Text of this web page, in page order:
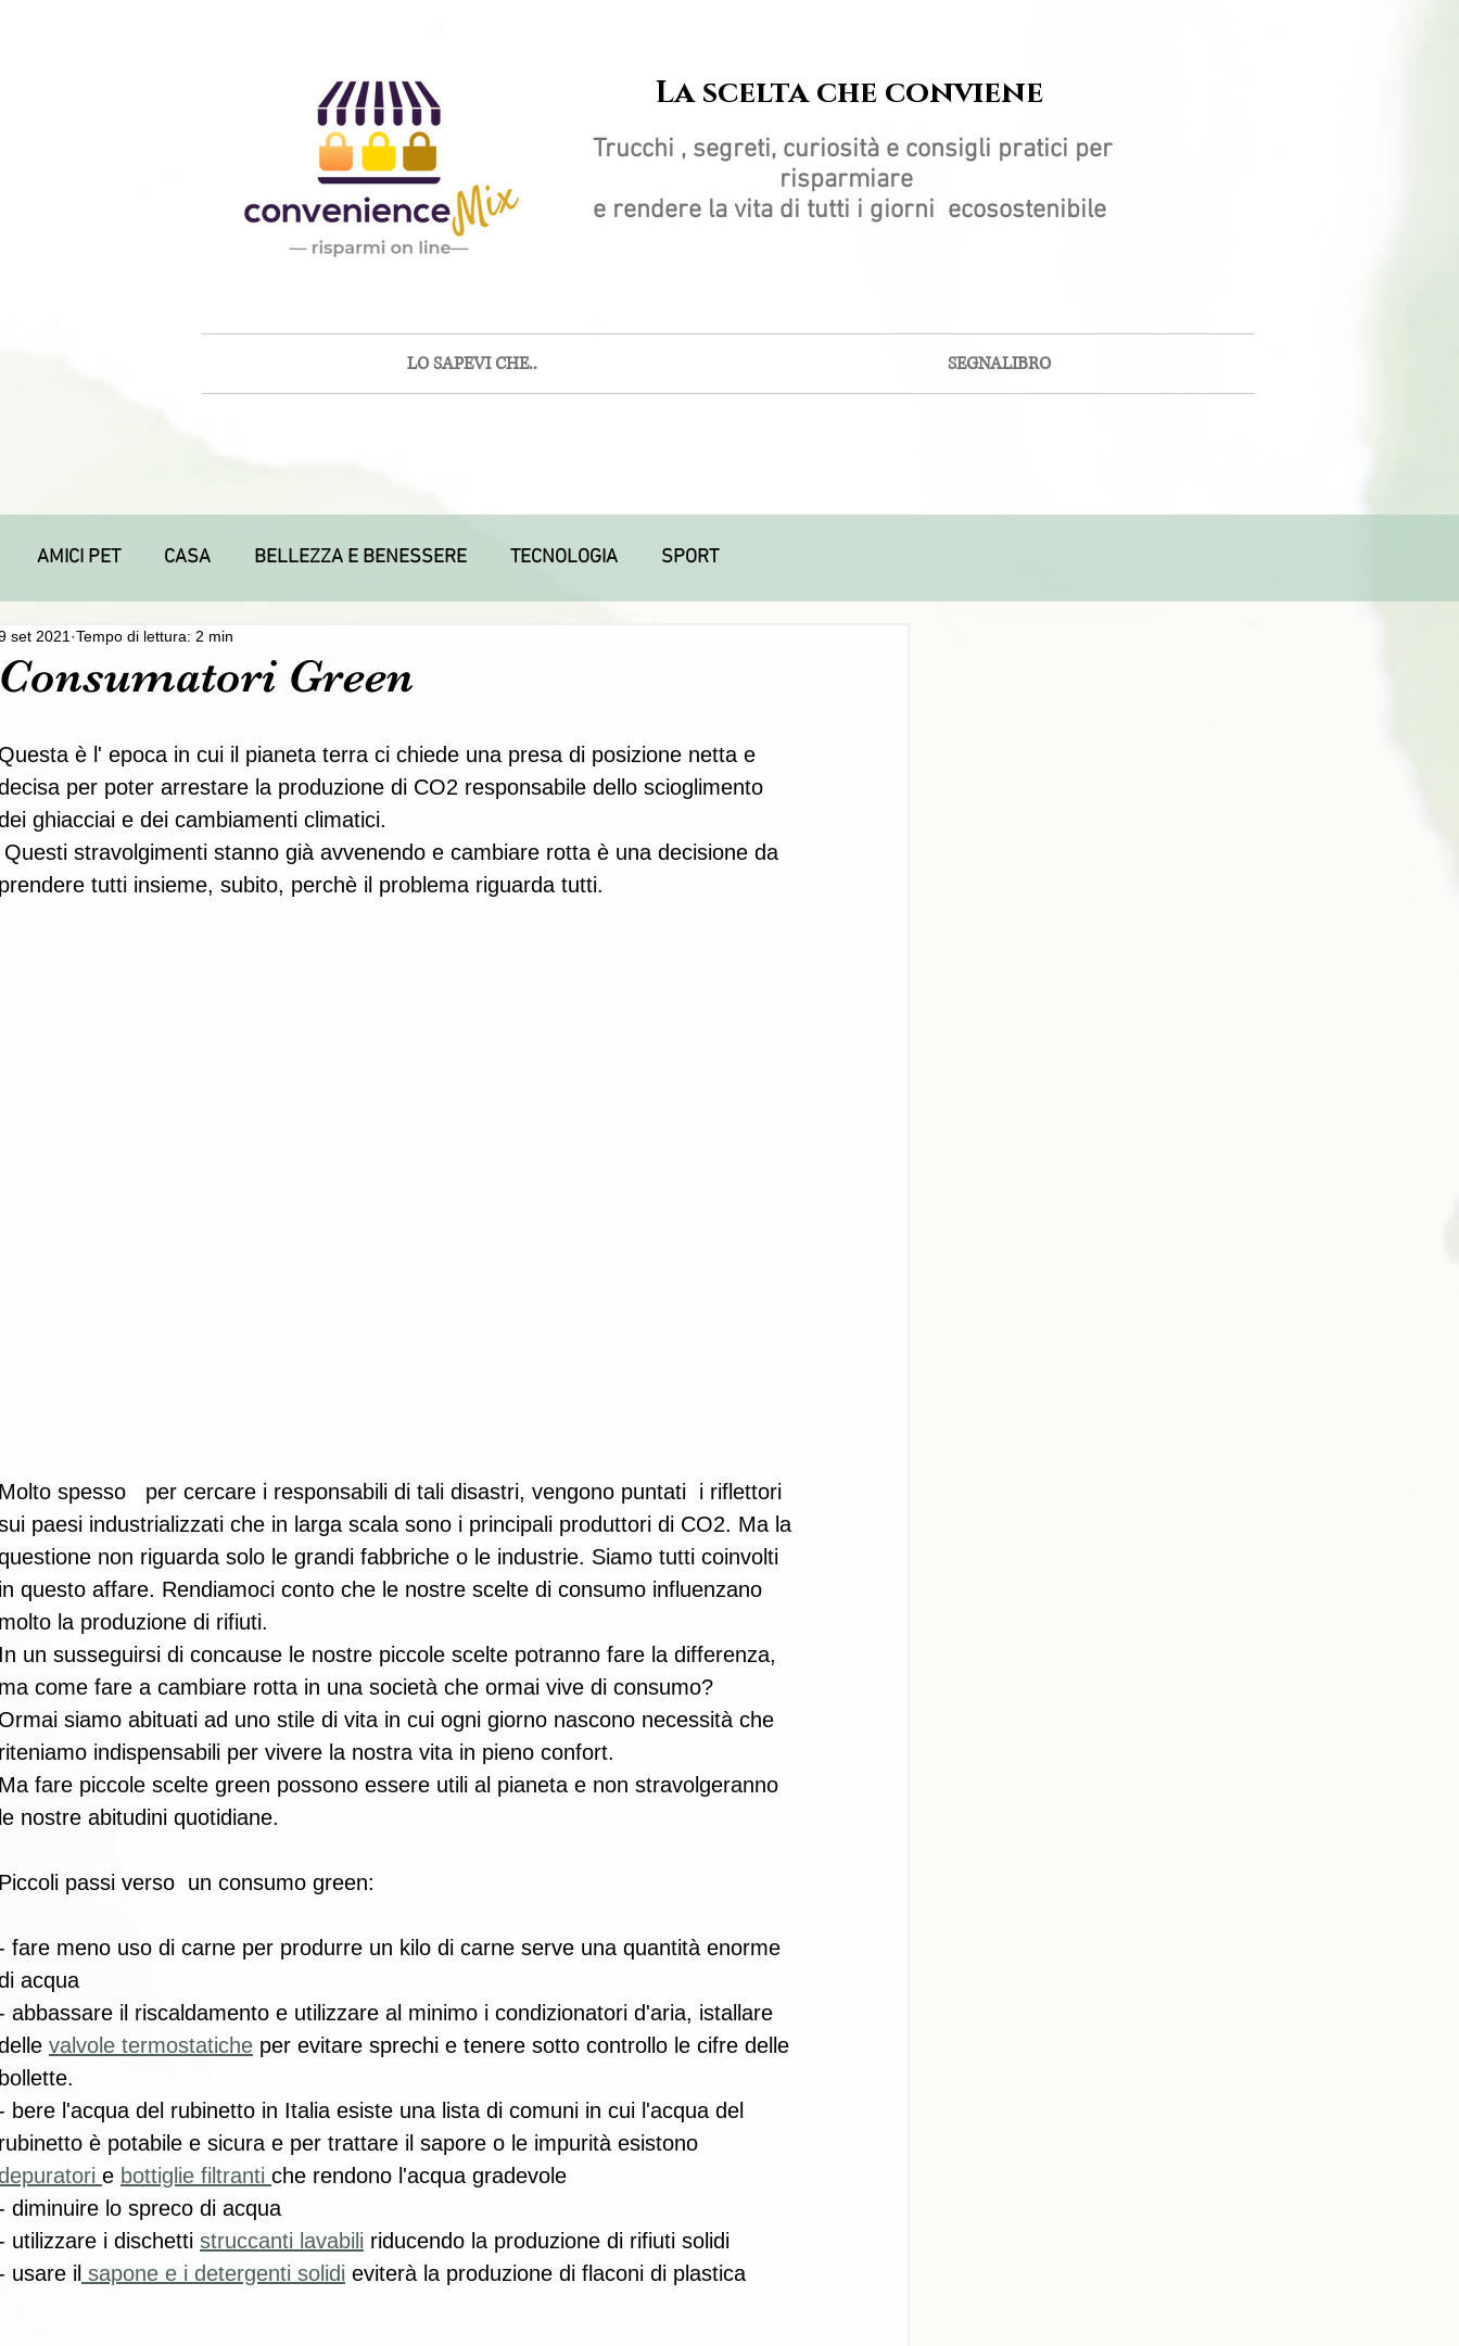
Trucchi , segreti, curiosità e consigli pratici per
risparmiare
e rendere la vita di tutti i giorni ecosostenibile
La scelta che conviene
LO SAPEVI CHE.. SEGNALIBRO
AMICI PET CASA BELLEZZA E BENESSERE TECNOLOGIA SPORT
Green
set 2021 Tempo di lettura: 2 min
è l' epoca in cui il pianeta terra ci chiede una presa di posizione netta e
per poter arrestare la produzione di CO2 responsabile dello scioglimento
ghiacciai e dei cambiamenti climatici.
tutti insieme, subito, perchè il problema riguarda tutti.
spesso   per cercare i responsabili di tali disastri, vengono puntati  i riflettori
paesi industrializzati che in larga scala sono i principali produttori di CO2. Ma la
non riguarda solo le grandi fabbriche o le industrie. Siamo tutti coinvolti
questo affare. Rendiamoci conto che le nostre scelte di consumo influenzano
la produzione di rifiuti.
un susseguirsi di concause le nostre piccole scelte potranno fare la differenza,
come fare a cambiare rotta in una società che ormai vive di consumo?
siamo abituati ad uno stile di vita in cui ogni giorno nascono necessità che
indispensabili per vivere la nostra vita in pieno confort.
fare piccole scelte green possono essere utili al pianeta e non stravolgeranno
nostre abitudini quotidiane.
passi verso  un consumo green:
fare meno uso di carne per produrre un kilo di carne serve una quantità enorme
acqua
abbassare il riscaldamento e utilizzare al minimo i condizionatori d'aria, istallare
valvole termostatiche per evitare sprechi e tenere sotto controllo le cifre delle
bere l'acqua del rubinetto in Italia esiste una lista di comuni in cui l'acqua del
è potabile e sicura e per trattare il sapore o le impurità esistono
e bottiglie filtranti che rendono l'acqua gradevole
diminuire lo spreco di acqua
utilizzare i dischetti struccanti lavabili riducendo la produzione di rifiuti solidi
usare il sapone e i detergenti solidi eviterà la produzione di flaconi di plastica